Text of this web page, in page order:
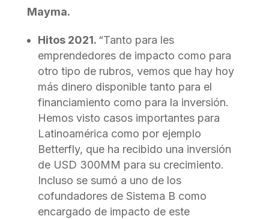
Mayma.
Hitos 2021. “Tanto para les
emprendedores de impacto como para
otro tipo de rubros, vemos que hay hoy
más dinero disponible tanto para el
financiamiento como para la inversión.
Hemos visto casos importantes para
Latinoamérica como por ejemplo
Betterfly, que ha recibido una inversión
de USD 300MM para su crecimiento.
Incluso se sumó a uno de los
cofundadores de Sistema B como
encargado de impacto de este